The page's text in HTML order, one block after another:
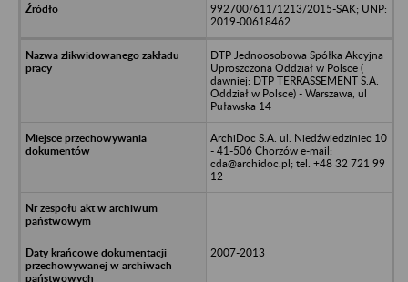
992700/611/1213/2015-SAK; UNP:
2019-00618462
DTP Jednoosobowa Spółka Akcyjna
Uproszczona Oddział w Polsce (
dawniej: DTP TERRASSEMENT S.A.
Oddział w Polsce) - Warszawa, ul
Puławska 14
ArchiDoc S.A. ul. Niedźwiedziniec 10
- 41-506 Chorzów e-mail:
cda@archidoc.pl; tel. +48 32 721 99
12
2007-2013